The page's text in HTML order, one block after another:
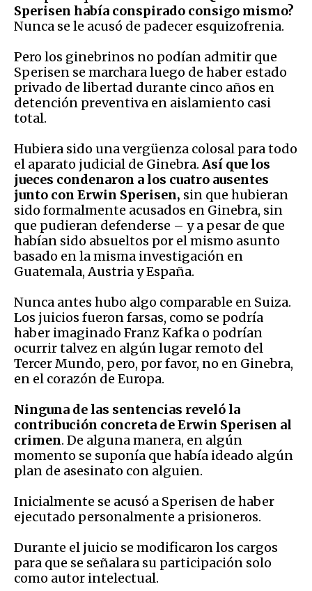
Sperisen había conspirado consigo mismo?
Nunca se le acusó de padecer esquizofrenia.
Pero los ginebrinos no podían admitir que
Sperisen se marchara luego de haber estado
privado de libertad durante cinco años en
detención preventiva en aislamiento casi
total.
Hubiera sido una vergüenza colosal para todo
el aparato judicial de Ginebra. Así que los
jueces condenaron a los cuatro ausentes
junto con Erwin Sperisen, sin que hubieran
sido formalmente acusados en Ginebra, sin
que pudieran defenderse – y a pesar de que
habían sido absueltos por el mismo asunto
basado en la misma investigación en
Guatemala, Austria y España.
Nunca antes hubo algo comparable en Suiza.
Los juicios fueron farsas, como se podría
haber imaginado Franz Kafka o podrían
ocurrir talvez en algún lugar remoto del
Tercer Mundo, pero, por favor, no en Ginebra,
en el corazón de Europa.
Ninguna de las sentencias reveló la
contribución concreta de Erwin Sperisen al
crimen. De alguna manera, en algún
momento se suponía que había ideado algún
plan de asesinato con alguien.
Inicialmente se acusó a Sperisen de haber
ejecutado personalmente a prisioneros.
Durante el juicio se modificaron los cargos
para que se señalara su participación solo
como autor intelectual.